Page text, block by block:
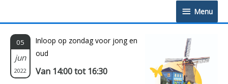
Menu
Menu
05
jun
2022
Inloop op zondag voor jong en
oud
Van 14:00 tot 16:30